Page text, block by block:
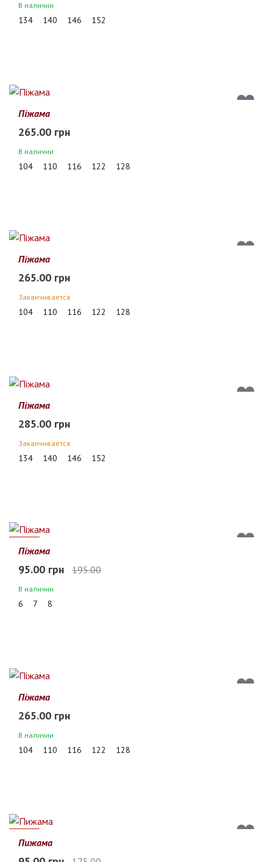
В наличии
134 140 146 152
Піжама
265.00 грн
В наличии
104 110 116 122 128
Піжама
265.00 грн
Заканчивается
104 110 116 122 128
Піжама
285.00 грн
Заканчивается
134 140 146 152
51%
Піжама
95.00 грн 195.00
В наличии
6 7 8
Піжама
265.00 грн
В наличии
104 110 116 122 128
46%
Пижама